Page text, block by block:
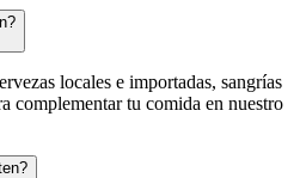
locales e importadas, sangrías
complementar tu comida en nuestro